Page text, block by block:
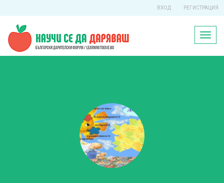
ВХОД РЕГИСТРАЦИЯ